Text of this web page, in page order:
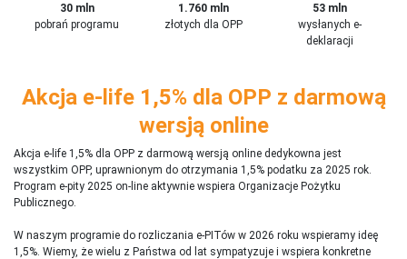
30 mln
pobrań programu
1.760 mln
złotych dla OPP
53 mln
wysłanych e-
deklaracji
Akcja e-life 1,5% dla OPP z darmową
wersją online
Akcja e-life 1,5% dla OPP z darmową wersją online dedykowna jest
wszystkim OPP, uprawnionym do otrzymania 1,5% podatku za 2025 rok.
Program e-pity 2025 on-line aktywnie wspiera Organizacje Pożytku
Publicznego.
W naszym programie do rozliczania e-PITów w 2026 roku wspieramy ideę
1,5%. Wiemy, że wielu z Państwa od lat sympatyzuje i wspiera konkretne